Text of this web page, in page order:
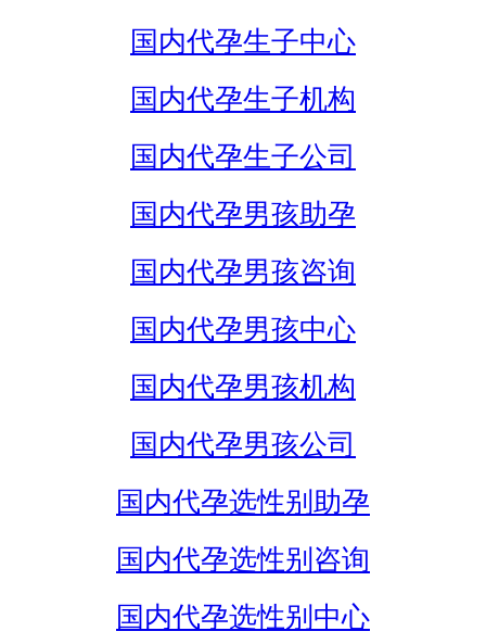
国内代孕生子中心
国内代孕生子机构
国内代孕生子公司
国内代孕男孩助孕
国内代孕男孩咨询
国内代孕男孩中心
国内代孕男孩机构
国内代孕男孩公司
国内代孕选性别助孕
国内代孕选性别咨询
国内代孕选性别中心